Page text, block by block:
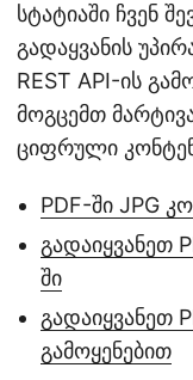
სტატიაში ჩვენ
გადაყვანის
REST API-ის
მოგცემთ
ციფრული
PDF-ში JPG
გადაიყვანეთ
ში
გადაიყვანეთ
გამოყენებით